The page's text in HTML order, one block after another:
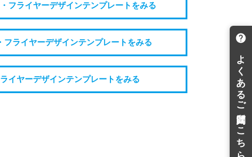
フライヤーデザインテンプレートをみる
ライヤーデザインテンプレートをみる
イヤーデザインテンプレートをみる